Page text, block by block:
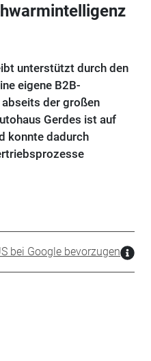
unterstützt durch den
eigene B2B-
der großen
Gerdes ist auf
konnte dadurch
bei Google bevorzugen